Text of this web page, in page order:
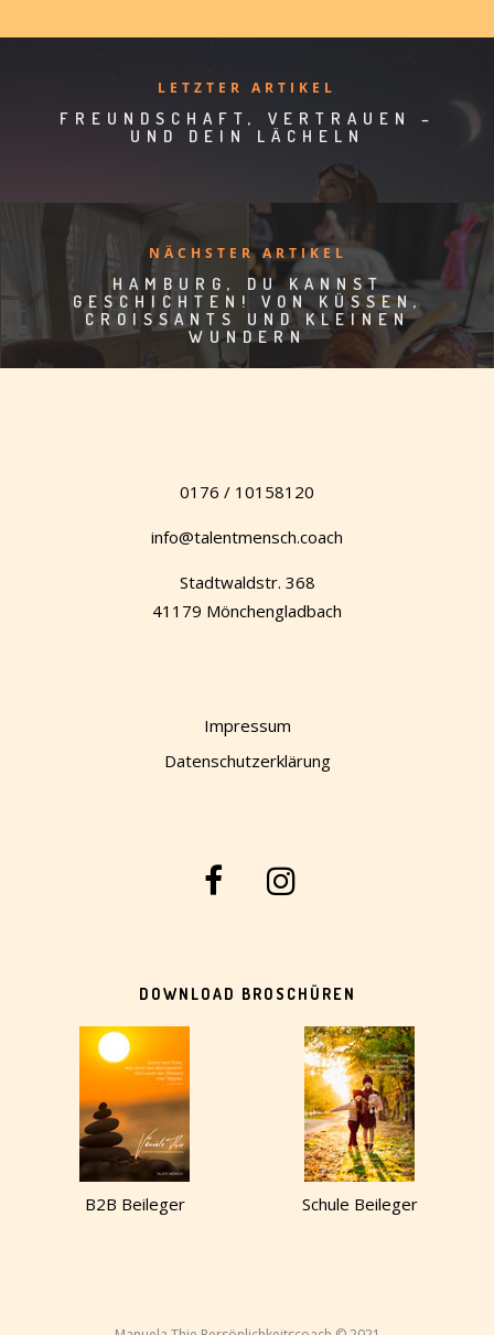
LETZTER ARTIKEL
FREUNDSCHAFT, VERTRAUEN –
UND DEIN LÄCHELN
NÄCHSTER ARTIKEL
HAMBURG, DU KANNST
GESCHICHTEN! VON KÜSSEN,
CROISSANTS UND KLEINEN
WUNDERN
0176 / 10158120
info@talentmensch.coach
Stadtwaldstr. 368
41179 Mönchengladbach
Impressum
Datenschutzerklärung
DOWNLOAD BROSCHÜREN
B2B Beileger Schule Beileger